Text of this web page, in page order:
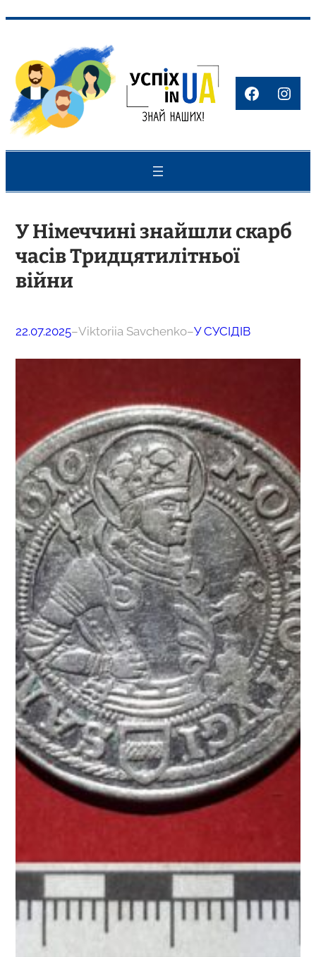
вмісту
У Німеччині знайшли скарб
часів Тридцятилітньої
війни
22.07.2025–Viktoriia Savchenko–У СУСІДІВ